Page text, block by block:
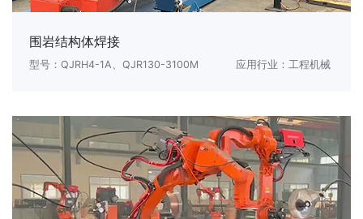
围岩结构体焊接
型号：QJRH4-1A、QJR130-3100M 应用行业：工程机械